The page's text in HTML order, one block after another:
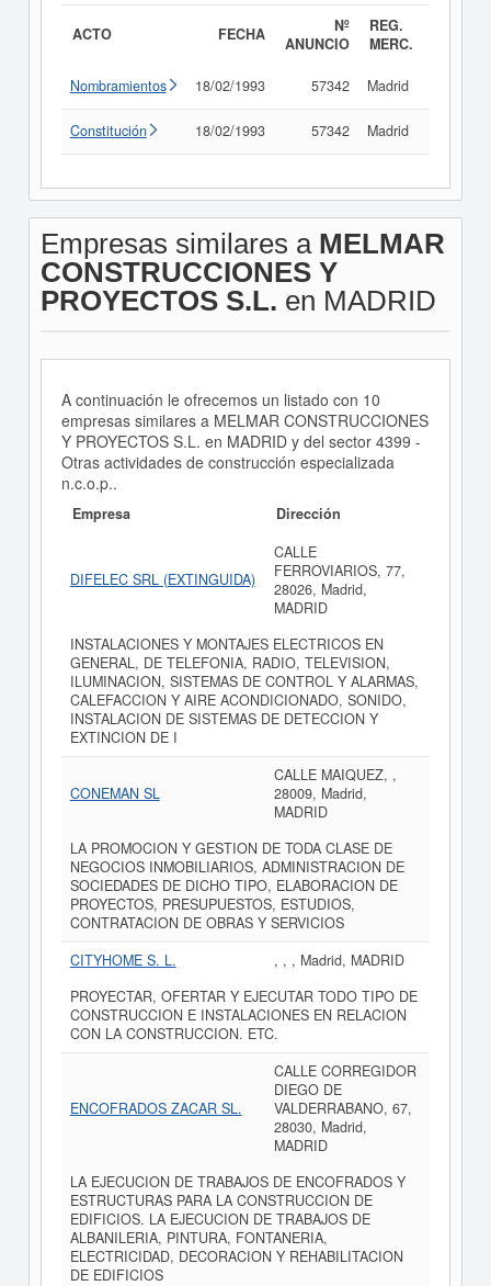
ACTO FECHA
Nº
ANUNCIO
REG.
MERC.
Nombramientos 18/02/1993 57342 Madrid
Constitución 18/02/1993 57342 Madrid
Empresas similares a MELMAR
CONSTRUCCIONES Y
PROYECTOS S.L. en MADRID
A continuación le ofrecemos un listado con 10
empresas similares a MELMAR CONSTRUCCIONES
Y PROYECTOS S.L. en MADRID y del sector 4399 -
Otras actividades de construcción especializada
n.c.o.p..
Empresa Dirección
DIFELEC SRL (EXTINGUIDA)
CALLE
FERROVIARIOS, 77,
28026, Madrid,
MADRID
INSTALACIONES Y MONTAJES ELECTRICOS EN
GENERAL, DE TELEFONIA, RADIO, TELEVISION,
ILUMINACION, SISTEMAS DE CONTROL Y ALARMAS,
CALEFACCION Y AIRE ACONDICIONADO, SONIDO,
INSTALACION DE SISTEMAS DE DETECCION Y
EXTINCION DE I
CONEMAN SL
CALLE MAIQUEZ, ,
28009, Madrid,
MADRID
LA PROMOCION Y GESTION DE TODA CLASE DE
NEGOCIOS INMOBILIARIOS, ADMINISTRACION DE
SOCIEDADES DE DICHO TIPO, ELABORACION DE
PROYECTOS, PRESUPUESTOS, ESTUDIOS,
CONTRATACION DE OBRAS Y SERVICIOS
CITYHOME S. L.
, , , Madrid, MADRID
PROYECTAR, OFERTAR Y EJECUTAR TODO TIPO DE
CONSTRUCCION E INSTALACIONES EN RELACION
CON LA CONSTRUCCION. ETC.
ENCOFRADOS ZACAR SL.
CALLE CORREGIDOR
DIEGO DE
VALDERRABANO, 67,
28030, Madrid,
MADRID
LA EJECUCION DE TRABAJOS DE ENCOFRADOS Y
ESTRUCTURAS PARA LA CONSTRUCCION DE
EDIFICIOS. LA EJECUCION DE TRABAJOS DE
ALBANILERIA, PINTURA, FONTANERIA,
ELECTRICIDAD, DECORACION Y REHABILITACION
DE EDIFICIOS